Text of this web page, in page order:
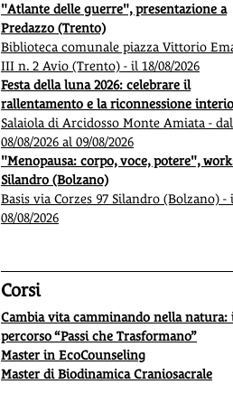
"Atlante delle guerre", presentazione a
Predazzo (Trento)
Biblioteca comunale piazza Vittorio
III n. 2 Avio (Trento) - il 18/08/2026
Festa della luna 2026: celebrare il
rallentamento e la riconnessione
Salaiola di Arcidosso Monte Amiata - dal
08/08/2026 al 09/08/2026
"Menopausa: corpo, voce, potere",
Silandro (Bolzano)
Basis via Corzes 97 Silandro (Bolzano) -
08/08/2026
Corsi
Cambia vita camminando nella natura:
percorso “Passi che Trasformano”
Master in EcoCounseling
Master di Biodinamica Craniosacrale